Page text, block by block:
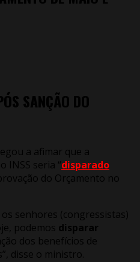
SANÇÃO DO
a afimar que a
INSS seria “disparado
do Orçamento no
senhores (congressistas)
podemos disparar
dos benefícios de
disse o ministro.